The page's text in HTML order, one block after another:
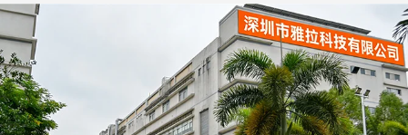
polnljiva prek USB-C, 18
ur brez žice